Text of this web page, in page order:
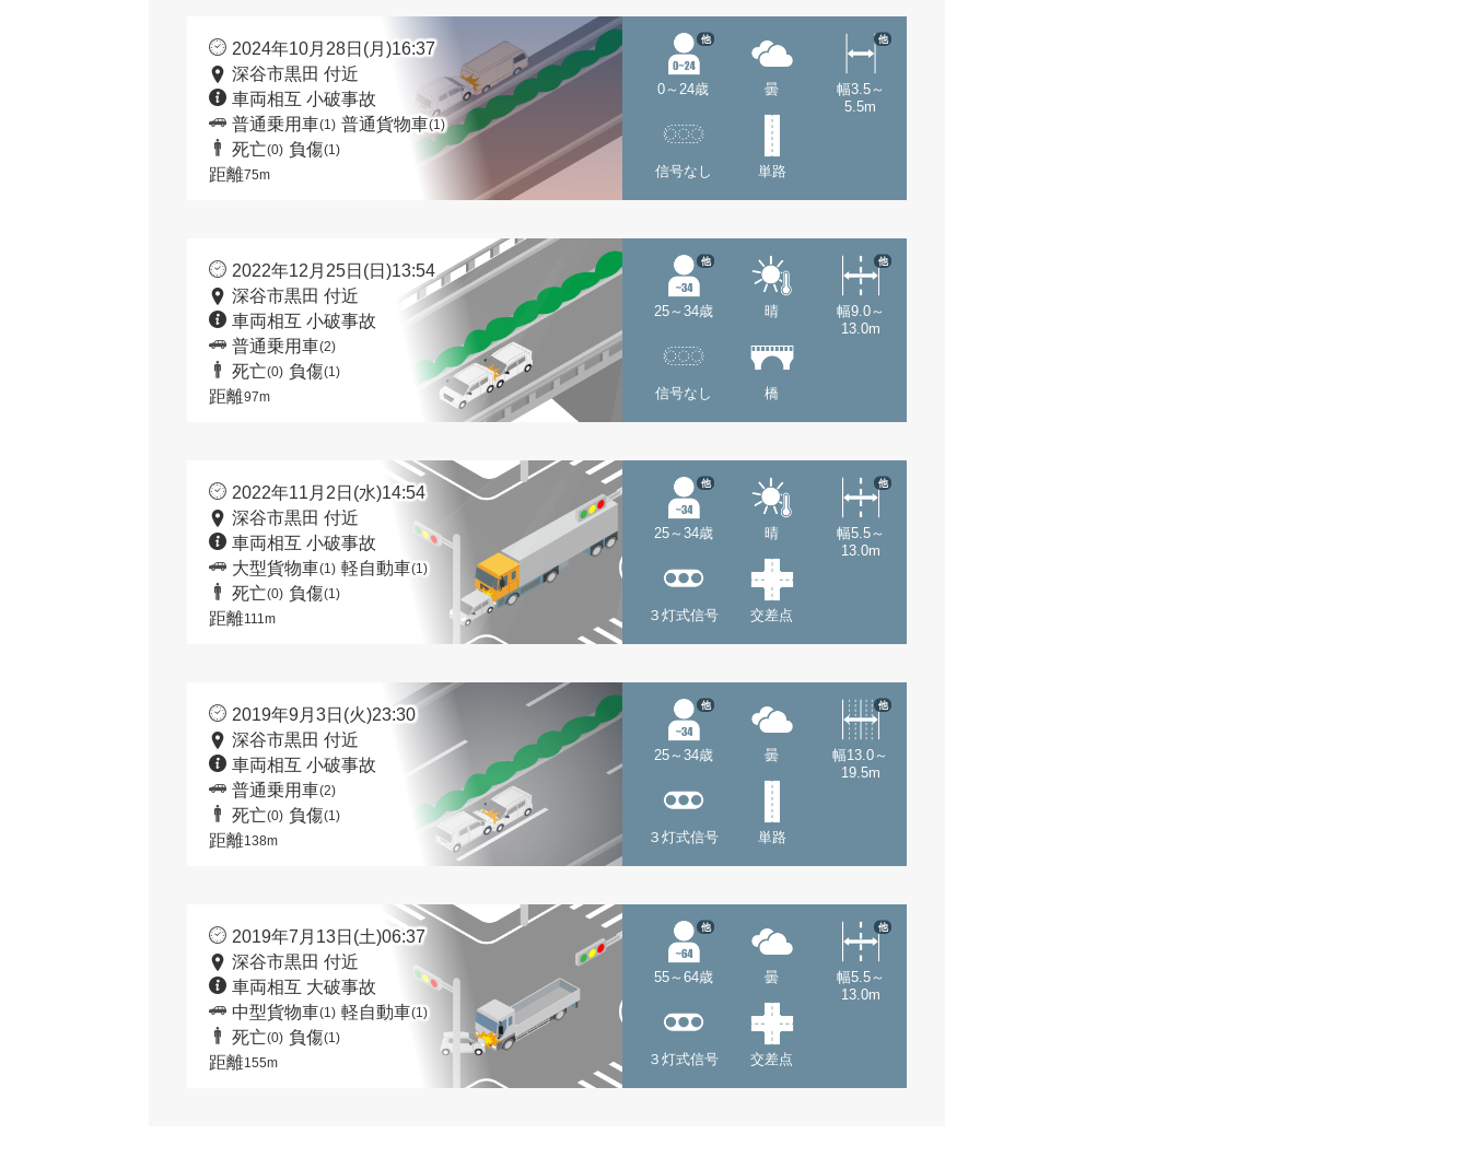
2024年10月28日(月)16:37
深谷市黒田 付近
車両相互 小破事故
普通乗用車(1) 普通貨物車(1)
死亡(0) 負傷(1)
距離75m
0～24歳
他
曇
幅3.5～
5.5m
他
信号なし 単路
2022年12月25日(日)13:54
深谷市黒田 付近
車両相互 小破事故
普通乗用車(2)
死亡(0) 負傷(1)
距離97m
25～34歳
他
晴
幅9.0～
13.0m
他
信号なし 橋
2022年11月2日(水)14:54
深谷市黒田 付近
車両相互 小破事故
大型貨物車(1) 軽自動車(1)
死亡(0) 負傷(1)
距離111m
25～34歳
他
晴
幅5.5～
13.0m
他
３灯式信号 交差点
2019年9月3日(火)23:30
深谷市黒田 付近
車両相互 小破事故
普通乗用車(2)
死亡(0) 負傷(1)
距離138m
25～34歳
他
曇
幅13.0～
19.5m
他
３灯式信号 単路
2019年7月13日(土)06:37
深谷市黒田 付近
車両相互 大破事故
中型貨物車(1) 軽自動車(1)
死亡(0) 負傷(1)
距離155m
55～64歳
他
曇
幅5.5～
13.0m
他
３灯式信号 交差点